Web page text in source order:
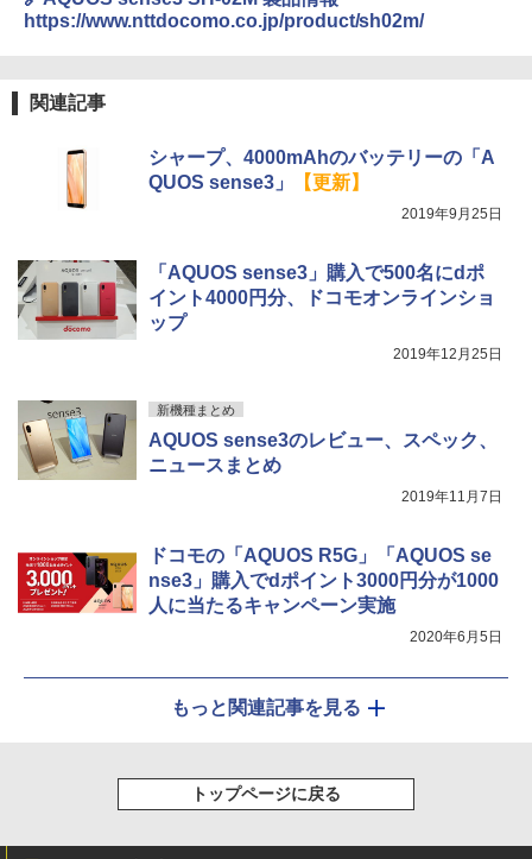
https://www.nttdocomo.co.jp/product/sh02m/
関連記事
シャープ、4000mAhのバッテリーの「A
QUOS sense3」
【更新】
2019年9月25日
「AQUOS sense3」購入で500名にdポ
イント4000円分、ドコモオンラインショ
ップ
2019年12月25日
新機種まとめ
AQUOS sense3のレビュー、スペック、
ニュースまとめ
2019年11月7日
ドコモの「AQUOS R5G」「AQUOS se
nse3」購入でdポイント3000円分が1000
人に当たるキャンペーン実施
2020年6月5日
もっと関連記事を見る
トップページに戻る